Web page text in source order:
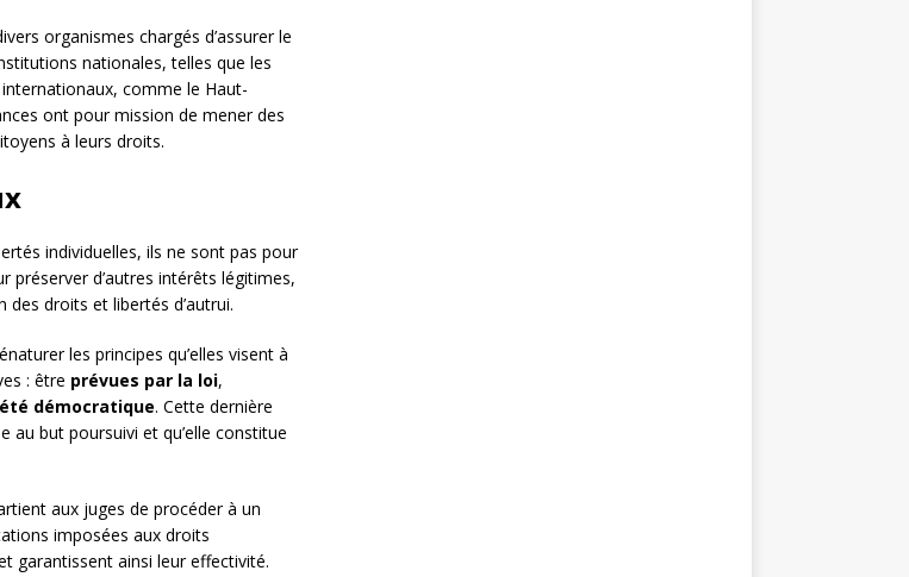
organismes chargés d’assurer le
nationales, telles que les
comme le Haut-
ont pour mission de mener des
à leurs droits.
individuelles, ils ne sont pas pour
préserver d’autres intérêts légitimes,
droits et libertés d’autrui.
les principes qu’elles visent à
: être prévues par la loi,
démocratique. Cette dernière
but poursuivi et qu’elle constitue
aux juges de procéder à un
imposées aux droits
garantissent ainsi leur effectivité.